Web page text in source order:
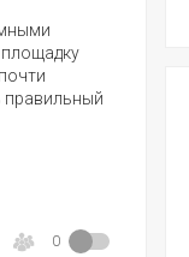
правильный
0